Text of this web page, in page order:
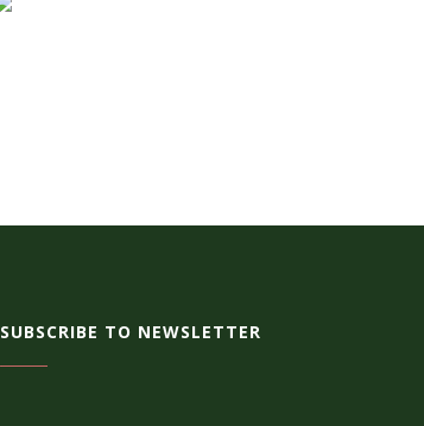
SUBSCRIBE TO NEWSLETTER